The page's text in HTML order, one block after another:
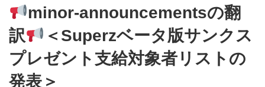
minor-announcementsの翻
訳
＜Superzベータ版サンクス
プレゼント支給対象者リストの
発表＞